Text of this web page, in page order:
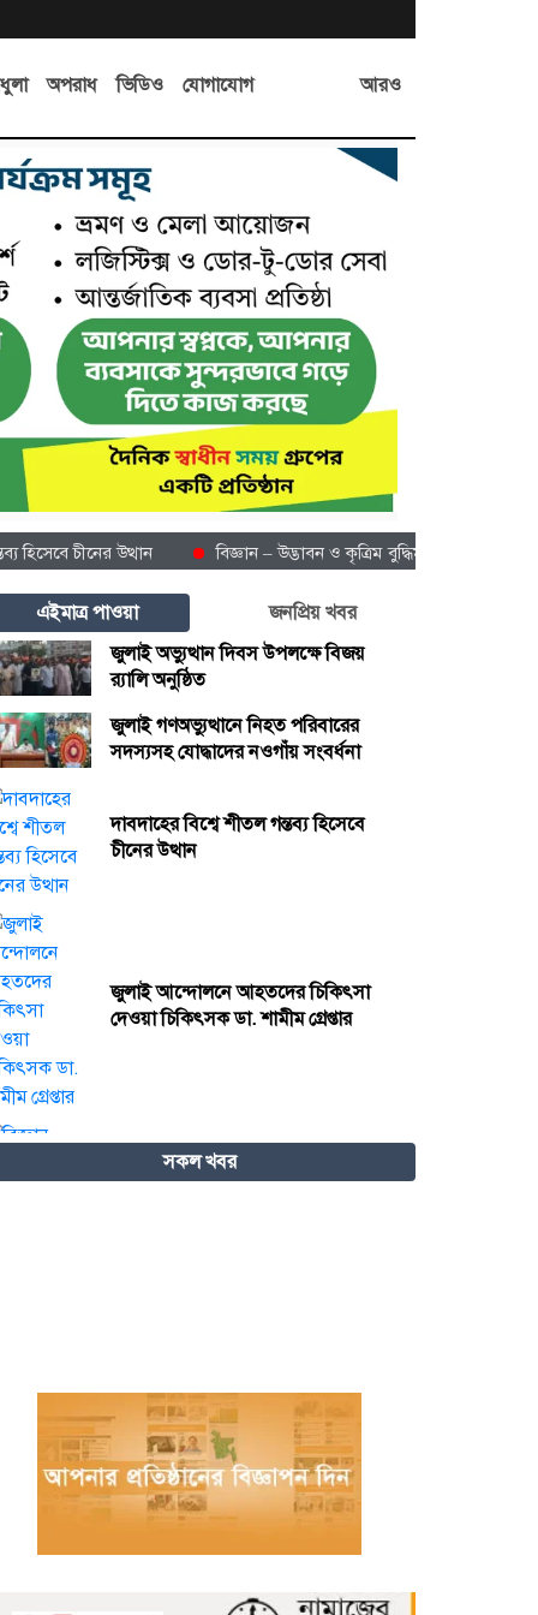
অপরাধ ভিডিও যোগাযোগ আরও
চীনের উত্থান বিজ্ঞান – উদ্ভাবন ও কৃত্রিম বুদ্ধিমত্তায় ভবিষ্যতের চীন
এইমাত্র পাওয়া
জনপ্রিয় খবর
জুলাই অভ্যুত্থান দিবস উপলক্ষে বিজয়
র‍্যালি অনুষ্ঠিত
জুলাই গণঅভ্যুত্থানে নিহত পরিবারের
সদস্যসহ যোদ্ধাদের নওগাঁয় সংবর্ধনা
দাবদাহের বিশ্বে শীতল গন্তব্য হিসেবে
চীনের উত্থান
জুলাই আন্দোলনে আহতদের চিকিৎসা
দেওয়া চিকিৎসক ডা. শামীম গ্রেপ্তার
বিজ্ঞান – উদ্ভাবন ও কৃত্রিম বুদ্ধিমত্তায়
স্টিলবডি নৌকা আটক
চিতলমারী থানা প্রেসক্লাবের কমিটি ঘোষণা
: সভাপতি শহিদুল হক টিপু, সিনি: সহ
সভাপতি মো: আজাদ খান, সাধারণ
চীনের হস্তশিল্প এখন ইউনেস্কোর বিশ্ব
সকল খবর